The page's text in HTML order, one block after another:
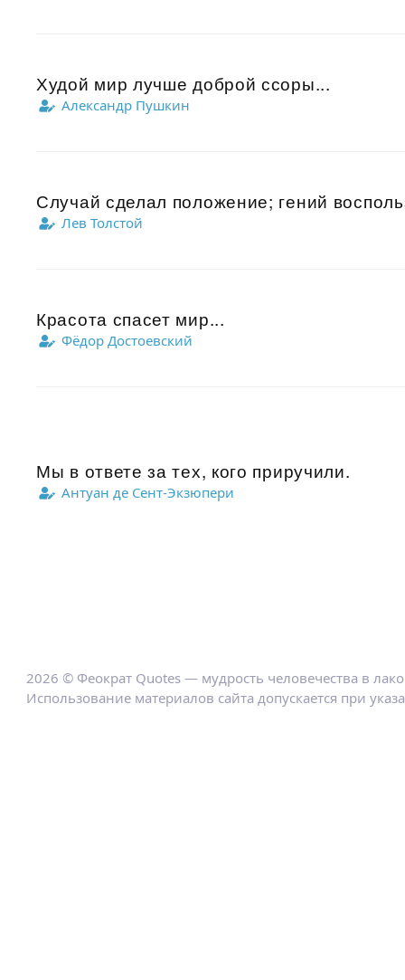
Худой мир лучше доброй ссоры...
Александр Пушкин
Случай сделал положение; гений
Лев Толстой
Красота спасет мир...
Фёдор Достоевский
Мы в ответе за тех, кого приручили.
Антуан де Сент-Экзюпери
2026 © Феократ Quotes — мудрость человечества в
Использование материалов сайта допускается при